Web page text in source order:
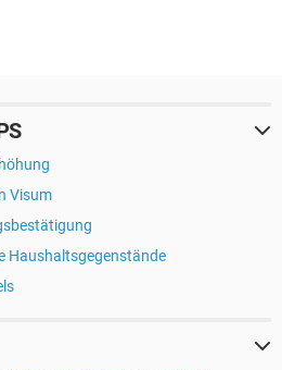
Visum
Haushaltsgegenstände